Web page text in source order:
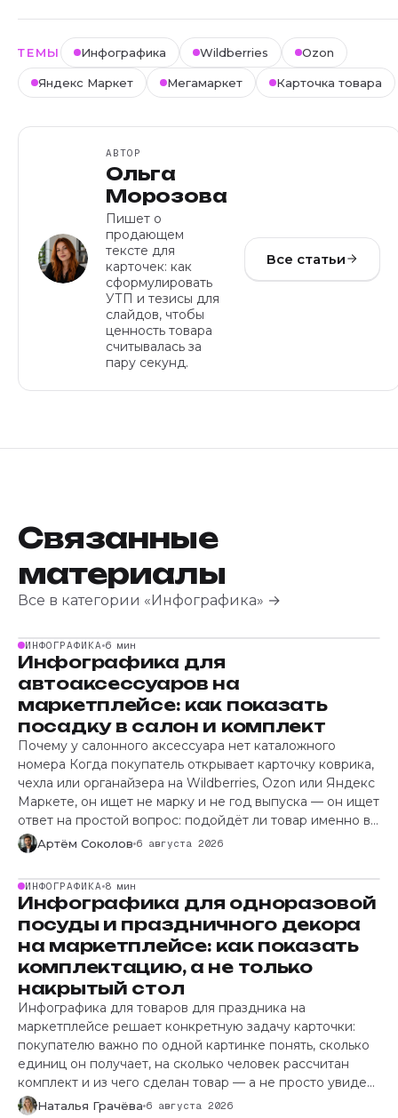
ТЕМЫ Инфографика Wildberries Ozon
Яндекс Маркет Мегамаркет Карточка товара
АВТОР
Ольга
Морозова
Пишет о
продающем
тексте для
карточек: как
сформулировать
УТП и тезисы для
слайдов, чтобы
ценность товара
считывалась за
пару секунд.
Все статьи
Связанные
материалы
Все в категории «Инфографика» →
ИНФОГРАФИКА 6 мин
Инфографика для
автоаксессуаров на
маркетплейсе: как показать
посадку в салон и комплект
Почему у салонного аксессуара нет каталожного
номера Когда покупатель открывает карточку коврика,
чехла или органайзера на Wildberries, Ozon или Яндекс
Маркете, он ищет не марку и не год выпуска — он ищет
ответ на простой вопрос: подойдёт ли товар именно в
его салон. Здесь и рождается путаница: инфографика
для автоаксессуаров на
Артём Соколов 6 августа 2026
ИНФОГРАФИКА 8 мин
Инфографика для одноразовой
посуды и праздничного декора
на маркетплейсе: как показать
комплектацию, а не только
накрытый стол
Инфографика для товаров для праздника на
маркетплейсе решает конкретную задачу карточки:
покупателю важно по одной картинке понять, сколько
единиц он получает, на сколько человек рассчитан
комплект и из чего сделан товар — а не просто увидеть
красиво накрытый стол. Материал разбирает, какие
Наталья Грачёва 6 августа 2026